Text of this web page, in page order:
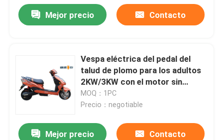
Mejor precio Contacto
Vespa eléctrica del pedal del
talud de plomo para los adultos
2KW/3KW con el motor sin
cepillo
MOQ：1PC
Precio：negotiable
Mejor precio Contacto